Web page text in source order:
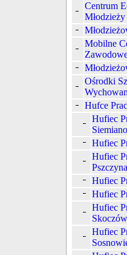
Centrum
Młodzieży
Mobilne
Ośrodki
Hufce
Hufiec
Hufiec
Hufiec
Pszczyna
Hufiec
Hufiec
Hufiec
Skoczów
Hufiec